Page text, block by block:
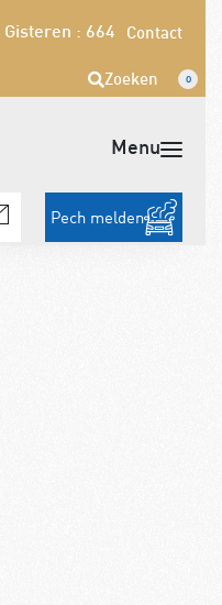
Gisteren : 664 Contact
Zoeken 0
Pech melden